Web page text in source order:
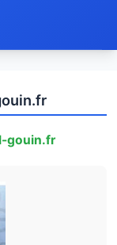
gouin.fr